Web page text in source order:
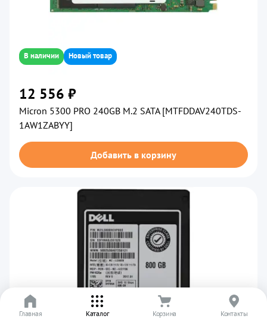
В наличии Новый товар
12 556 ₽
Micron 5300 PRO 240GB M.2 SATA [MTFDDAV240TDS-
1AW1ZABYY]
Добавить в корзину
Главная Каталог Корзина Контакты